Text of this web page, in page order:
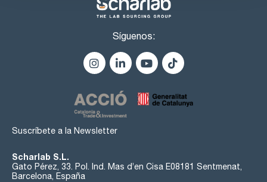
Síguenos:
Suscríbete a la Newsletter
Scharlab S.L.
Gato Pérez, 33. Pol. Ind. Mas d’en Cisa E08181 Sentmenat,
Barcelona, España